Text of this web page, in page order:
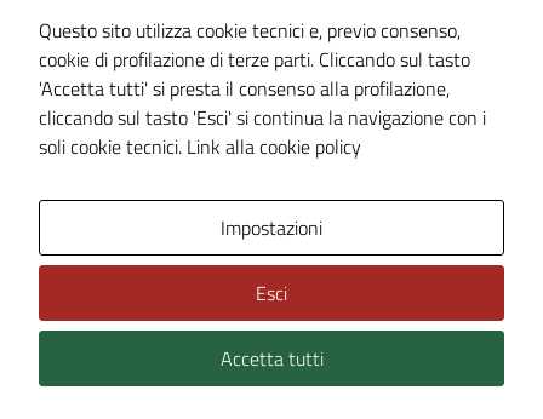
Cookie Policy
Note legali
Dichiarazione di accessibilità
Piano di miglioramento del sito
Technical Design s.r.l.
Questo sito utilizza cookie tecnici e, previo consenso,
cookie di profilazione di terze parti. Cliccando sul tasto
'Accetta tutti' si presta il consenso alla profilazione,
cliccando sul tasto 'Esci' si continua la navigazione con i
soli cookie tecnici. Link alla cookie policy
Impostazioni
Esci
Accetta tutti
Experience
In order for
our website
to perform
as well as
during your
visit. If you
refuse
cookies,
some
functionality